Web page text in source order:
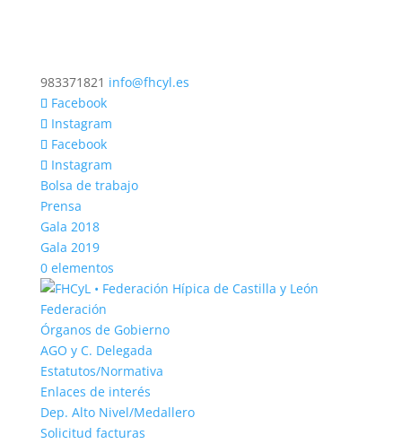
983371821 info@fhcyl.es
Facebook
Instagram
Facebook
Instagram
Bolsa de trabajo
Prensa
Gala 2018
Gala 2019
0 elementos
Federación
Órganos de Gobierno
AGO y C. Delegada
Estatutos/Normativa
Enlaces de interés
Dep. Alto Nivel/Medallero
Solicitud facturas